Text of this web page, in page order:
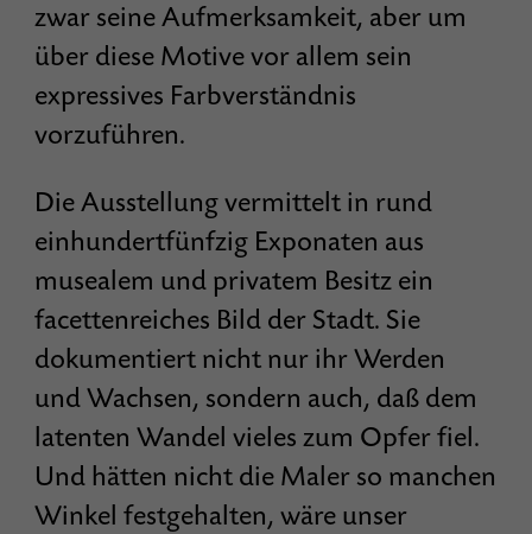
zwar seine Aufmerksamkeit, aber um
über diese Motive vor allem sein
expressives Farbverständnis
vorzuführen.
Die Ausstellung vermittelt in rund
einhundertfünfzig Exponaten aus
musealem und privatem Besitz ein
facettenreiches Bild der Stadt. Sie
dokumentiert nicht nur ihr Werden
und Wachsen, sondern auch, daß dem
latenten Wandel vieles zum Opfer fiel.
Und hätten nicht die Maler so manchen
Winkel festgehalten, wäre unser